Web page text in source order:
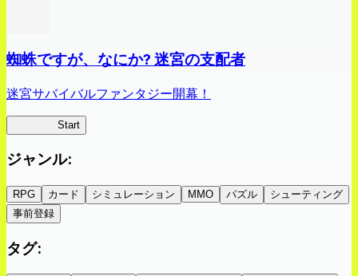
蜘蛛ですが、なにか? 迷宮の支配者
迷宮サバイバルファンタジー開幕！
Start
ジャンル:
RPG カード シミュレーション MMO パズル
シューティング
事前登録
タグ: